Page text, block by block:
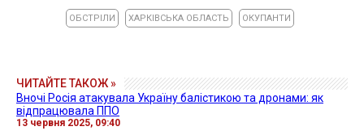
ОБСТРІЛИ ХАРКІВСЬКА ОБЛАСТЬ ОКУПАНТИ
ЧИТАЙТЕ ТАКОЖ »
Вночі Росія атакувала Україну балістикою та дронами: як
відпрацювала ППО
13 червня 2025, 09:40